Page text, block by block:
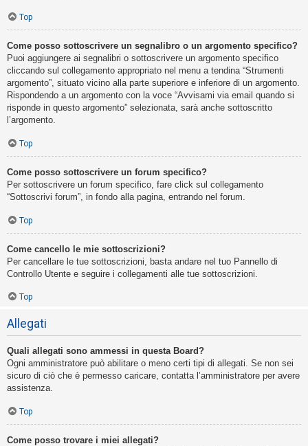
Top
Come posso sottoscrivere un segnalibro o un argomento specifico?
Puoi aggiungere ai segnalibri o sottoscrivere un argomento specifico
cliccando sul collegamento appropriato nel menu a tendina “Strumenti
argomento”, situato vicino alla parte superiore e inferiore di un argomento.
Rispondendo a un argomento con la voce “Avvisami via email quando si
risponde in questo argomento” selezionata, sarà anche sottoscritto
l’argomento.
Top
Come posso sottoscrivere un forum specifico?
Per sottoscrivere un forum specifico, fare click sul collegamento
“Sottoscrivi forum”, in fondo alla pagina, entrando nel forum.
Top
Come cancello le mie sottoscrizioni?
Per cancellare le tue sottoscrizioni, basta andare nel tuo Pannello di
Controllo Utente e seguire i collegamenti alle tue sottoscrizioni.
Top
Allegati
Quali allegati sono ammessi in questa Board?
Ogni amministratore può abilitare o meno certi tipi di allegati. Se non sei
sicuro di ciò che è permesso caricare, contatta l’amministratore per avere
assistenza.
Top
Come posso trovare i miei allegati?